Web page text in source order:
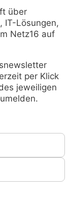
über
IT-Lösungen,
Netz16 auf
per Klick
jeweiligen